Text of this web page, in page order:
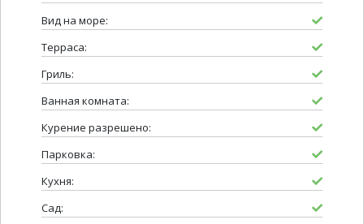
Вид на море:
Терраса:
Гриль:
Ванная комната:
Курение разрешено:
Парковка:
Кухня:
Сад: